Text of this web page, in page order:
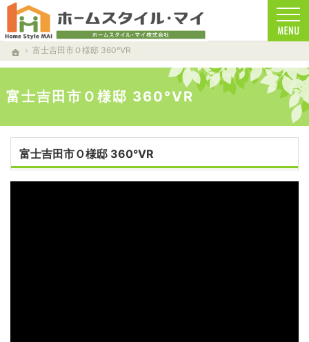
ホーム
富士吉田市Ｏ様邸 360°VR
富士吉田市Ｏ様邸 360°VR
南都留郡の注文住宅・新築戸建てを手がける工務店ならホームスタイルマイ
南都留郡で安心の一戸建て｜ホームスタイルマイ
富士吉田市Ｏ様邸 360°VR